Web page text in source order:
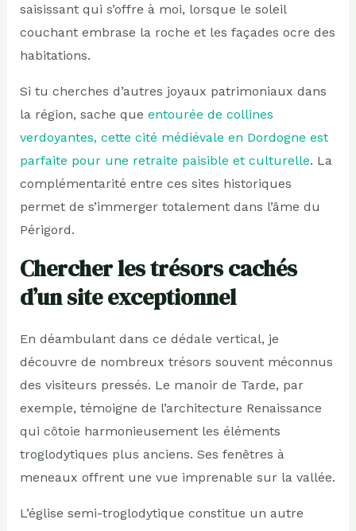
saisissant qui s’offre à moi, lorsque le soleil
couchant embrase la roche et les façades ocre des
habitations.
Si tu cherches d’autres joyaux patrimoniaux dans
la région, sache que entourée de collines
verdoyantes, cette cité médiévale en Dordogne est
parfaite pour une retraite paisible et culturelle. La
complémentarité entre ces sites historiques
permet de s’immerger totalement dans l’âme du
Périgord.
Chercher les trésors cachés
d’un site exceptionnel
En déambulant dans ce dédale vertical, je
découvre de nombreux trésors souvent méconnus
des visiteurs pressés. Le manoir de Tarde, par
exemple, témoigne de l’architecture Renaissance
qui côtoie harmonieusement les éléments
troglodytiques plus anciens. Ses fenêtres à
meneaux offrent une vue imprenable sur la vallée.
L’église semi-troglodytique constitue un autre